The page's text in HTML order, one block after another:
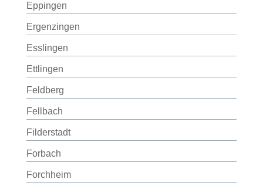
Eppingen
Ergenzingen
Esslingen
Ettlingen
Feldberg
Fellbach
Filderstadt
Forbach
Forchheim